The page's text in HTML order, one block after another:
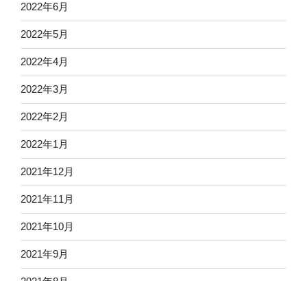
2022年6月
2022年5月
2022年4月
2022年3月
2022年2月
2022年1月
2021年12月
2021年11月
2021年10月
2021年9月